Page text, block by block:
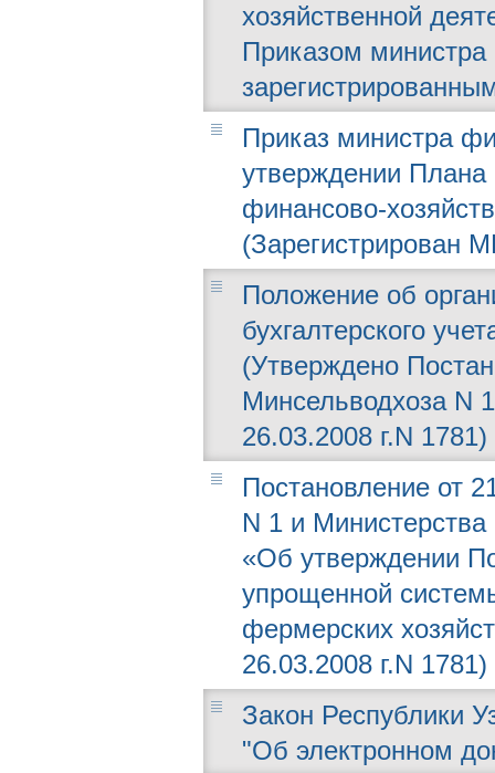
хозяйственной
Приказом министра
Приказ министра
утверждении Плана
финансово-
(Зарегистрирован
Положение об
бухгалтерского
(Утверждено
Минсельводхоза N
26.03.2008 г.N 1781)
Постановление от
N 1 и Министерства
«Об утверждении
упрощенной
фермерских
26.03.2008 г.N 1781)
Закон Республики
"Об электронном